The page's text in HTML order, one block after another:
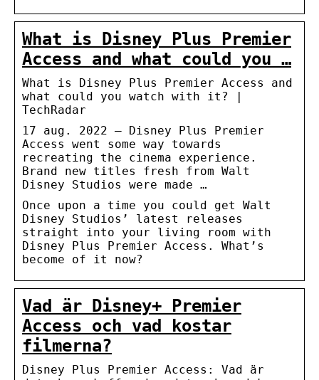
What is Disney Plus Premier
Access and what could you …
What is Disney Plus Premier Access and
what could you watch with it? |
TechRadar
17 aug. 2022 — Disney Plus Premier
Access went some way towards
recreating the cinema experience.
Brand new titles fresh from Walt
Disney Studios were made …
Once upon a time you could get Walt
Disney Studios’ latest releases
straight into your living room with
Disney Plus Premier Access. What’s
become of it now?
Vad är Disney+ Premier
Access och vad kostar
filmerna?
Disney Plus Premier Access: Vad är